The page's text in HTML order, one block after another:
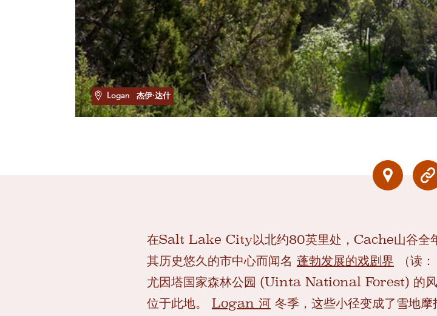
Logan 杰伊·达什
在Salt Lake City以北约80英里处，Cache山谷全
其历史悠久的市中心而闻名 蓬勃发展的戏剧界 （读：
尤因塔国家森林公园 (Uinta National Forest) 的风
位于此地。 Logan 河冬季，这些小径变成了雪地摩